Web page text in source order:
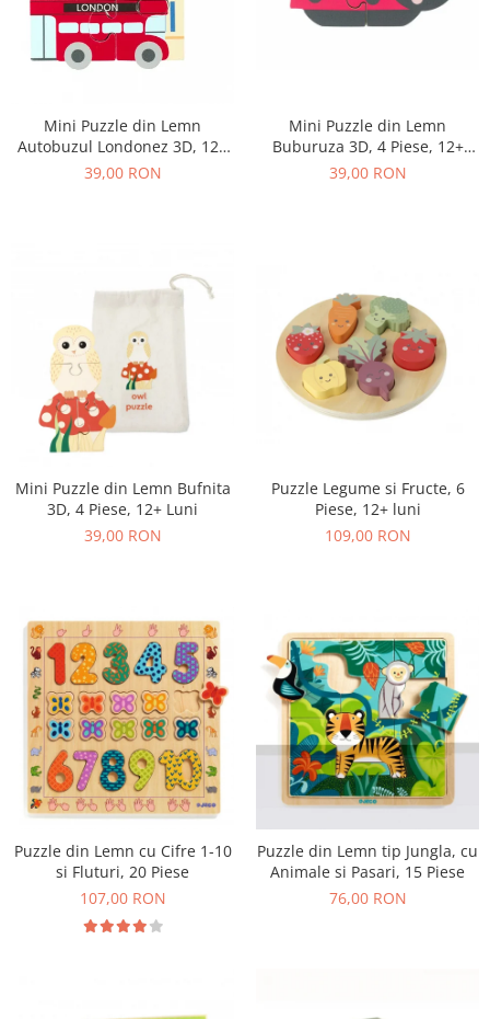
Mini Puzzle din Lemn
Autobuzul Londonez 3D, 12+
Luni, 4 Piese
39,00 RON
Mini Puzzle din Lemn
Buburuza 3D, 4 Piese, 12+
Luni
39,00 RON
Mini Puzzle din Lemn Bufnita
3D, 4 Piese, 12+ Luni
39,00 RON
Puzzle Legume si Fructe, 6
Piese, 12+ luni
109,00 RON
Puzzle din Lemn cu Cifre 1-10
si Fluturi, 20 Piese
107,00 RON
Puzzle din Lemn tip Jungla, cu
Animale si Pasari, 15 Piese
76,00 RON